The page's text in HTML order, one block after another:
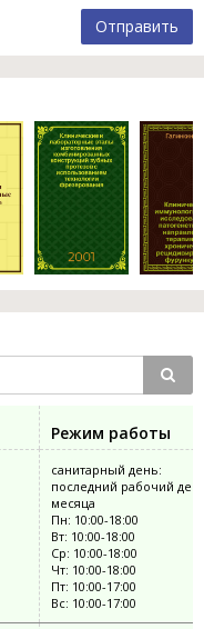
Отправить
Режим работы
санитарный день:
последний рабочий
месяца
Пн: 10:00-18:00
Вт: 10:00-18:00
Ср: 10:00-18:00
Чт: 10:00-18:00
Пт: 10:00-17:00
Вс: 10:00-17:00